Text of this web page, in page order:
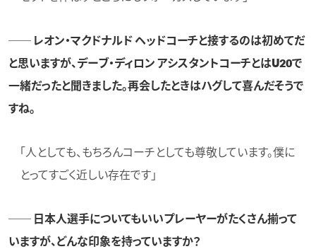
── レオン・マクドナルド ヘッドコーチと接するのは初めてだ
と思いますが、デーブ・ディロン アシスタントコーチとはU20で
一緒だったと聞きました。再会したときはハグして喜んだそうで
すね。
「人としても、もちろんコーチとしても尊敬しています。僕に
とってすごく近しい存在です」
── 日本人選手についてもいいプレーヤーがたくさん揃って
いますが、どんな印象を持っていますか？